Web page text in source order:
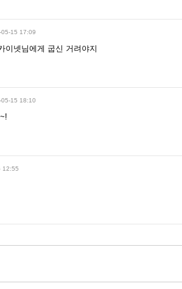
05-15 17:09
이넷님에게 굽신 거려야지
05-15 18:10
12:55